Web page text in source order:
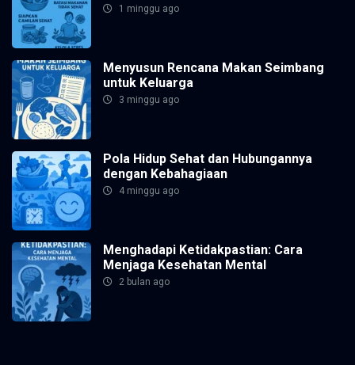
1 minggu ago
Menyusun Rencana Makan Seimbang
untuk Keluarga
3 minggu ago
Pola Hidup Sehat dan Hubungannya
dengan Kebahagiaan
4 minggu ago
Menghadapi Ketidakpastian: Cara
Menjaga Kesehatan Mental
2 bulan ago